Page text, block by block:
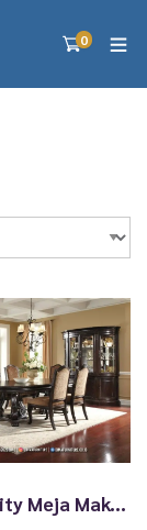
0
High Quality Meja Makan Jati Glossy Natural Color TTJ2875